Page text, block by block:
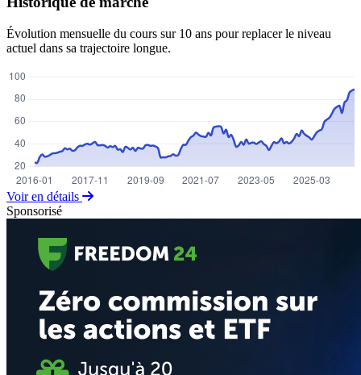
Évolution mensuelle du cours sur 10 ans pour replacer le niveau
actuel dans sa trajectoire longue.
Voir en détails
Sponsorisé